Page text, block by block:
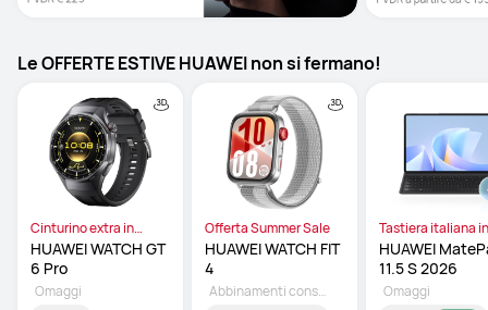
Le OFFERTE ESTIVE HUAWEI non si fermano!
Cinturino extra in
omaggio
HUAWEI WATCH GT
Omaggi
Offerta Summer Sale
HUAWEI WATCH FIT
Abbinamenti consigliati
Tastiera italiana in
omaggio
HUAWEI
Omaggi